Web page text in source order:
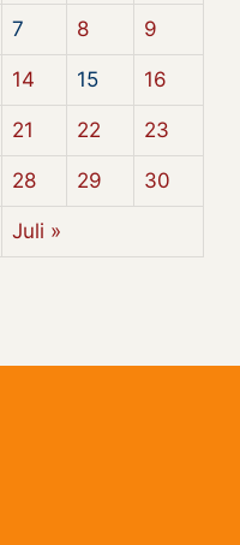
7 8 9
14 15 16
21 22 23
28 29 30
Juli »